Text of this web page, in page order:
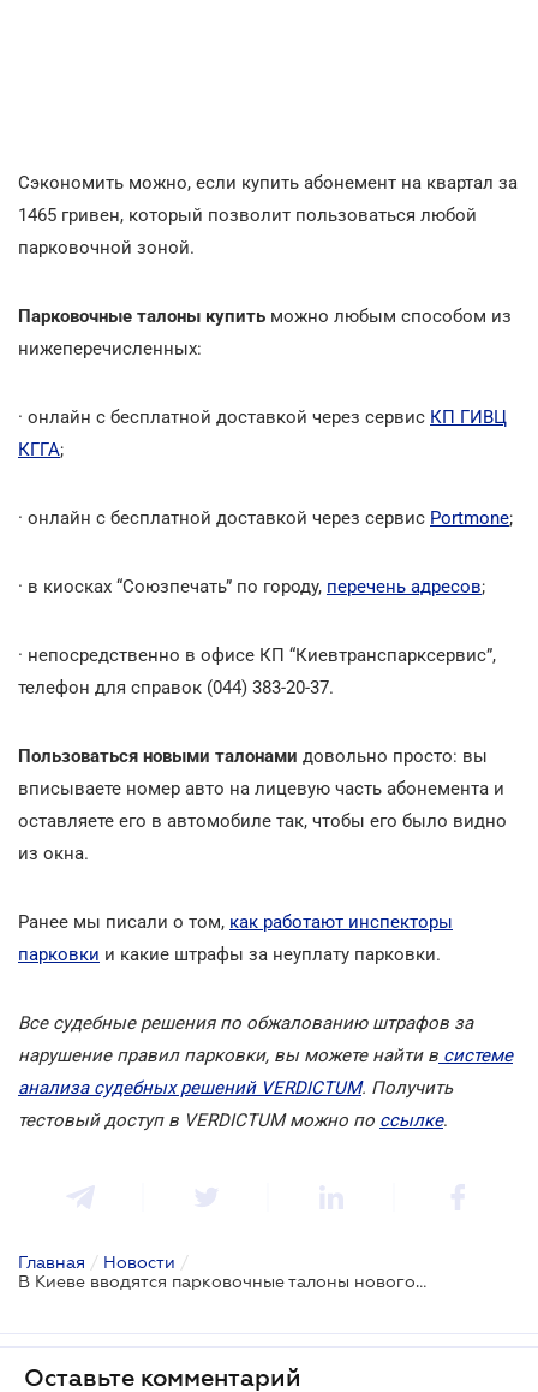
Сэкономить можно, если купить абонемент на квартал за
1465 гривен, который позволит пользоваться любой
парковочной зоной.
Парковочные талоны купить можно любым способом из
нижеперечисленных:
· онлайн с бесплатной доставкой через сервис КП ГИВЦ
КГГА;
· онлайн с бесплатной доставкой через сервис Portmone;
· в киосках “Союзпечать” по городу, перечень адресов;
· непосредственно в офисе КП “Киевтранспарксервис”,
телефон для справок (044) 383-20-37.
Пользоваться новыми талонами довольно просто: вы
вписываете номер авто на лицевую часть абонемента и
оставляете его в автомобиле так, чтобы его было видно
из окна.
Ранее мы писали о том, как работают инспекторы
парковки и какие штрафы за неуплату парковки.
Все судебные решения по обжалованию штрафов за
нарушение правил парковки, вы можете найти в системе
анализа судебных решений VERDICTUM. Получить
тестовый доступ в VERDICTUM можно по ссылке.
Главная / Новости /
В Киеве вводятся парковочные талоны нового образца: где их купить и по чем?
Оставьте комментарий